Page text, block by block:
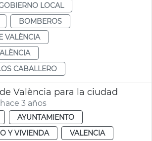
LOCAL
BOMBEROS
VALÈNCIA
CABALLERO
València para la ciudad
3 años
AYUNTAMIENTO
Y VIVIENDA
VALENCIA